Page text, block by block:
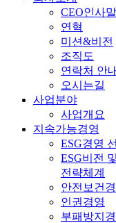
CEO인사말
연혁
미션&비전
조직도
연락처 안내
오시는길
사업분야
사업개요
지속가능경영
ESG경영
ESG비전 및
전략체계
안전보건
인권경영
부패방지